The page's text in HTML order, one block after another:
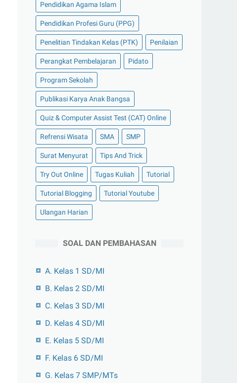
Pendidikan Agama Islam
Pendidikan Profesi Guru (PPG)
Penelitian Tindakan Kelas (PTK) Penilaian
Perangkat Pembelajaran Pidato
Program Sekolah
Publikasi Karya Anak Bangsa
Quiz & Computer Assist Test (CAT) Online
Refrensi Wisata SMA SMP
Surat Menyurat Tips And Trick
Try Out Online Tugas Kuliah Tutorial
Tutorial Blogging Tutorial Youtube
Ulangan Harian
SOAL DAN PEMBAHASAN
A. Kelas 1 SD/MI
B. Kelas 2 SD/MI
C. Kelas 3 SD/MI
D. Kelas 4 SD/MI
E. Kelas 5 SD/MI
F. Kelas 6 SD/MI
G. Kelas 7 SMP/MTs